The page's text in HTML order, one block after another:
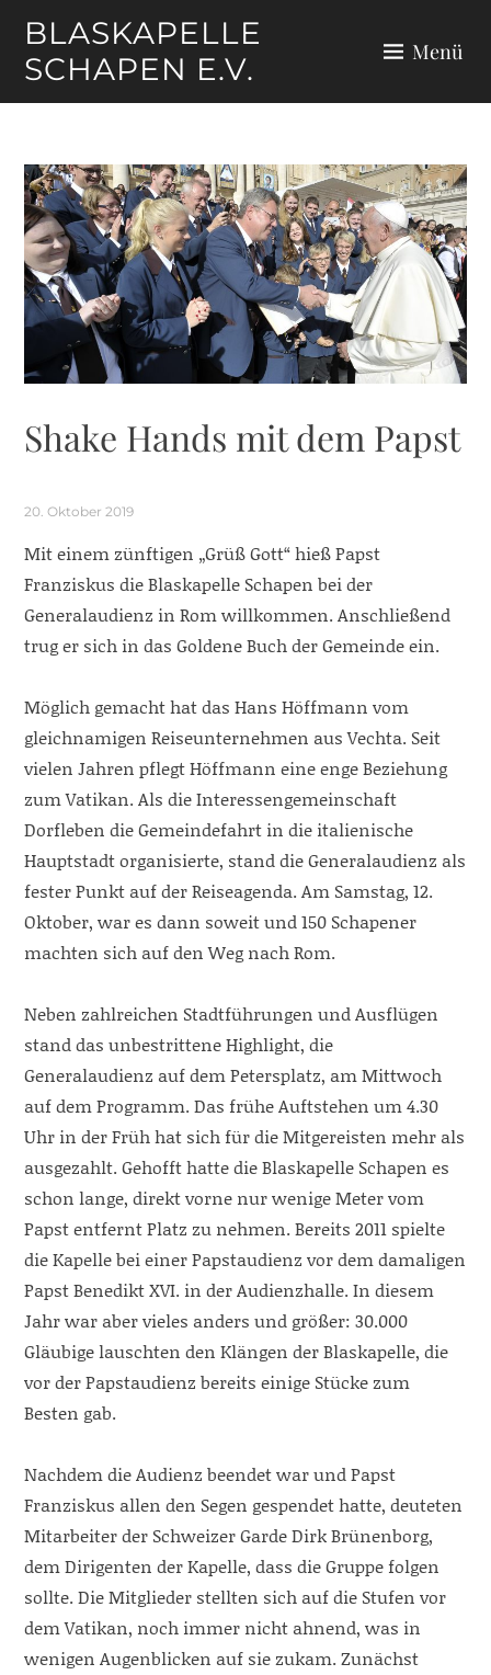
Inhalt
springen
BLASKAPELLE
SCHAPEN E.V.
Menü
Shake Hands mit dem Papst
20. Oktober 2019
Mit einem zünftigen „Grüß Gott“ hieß Papst
Franziskus die Blaskapelle Schapen bei der
Generalaudienz in Rom willkommen. Anschließend
trug er sich in das Goldene Buch der Gemeinde ein.
Möglich gemacht hat das Hans Höffmann vom
gleichnamigen Reiseunternehmen aus Vechta. Seit
vielen Jahren pflegt Höffmann eine enge Beziehung
zum Vatikan. Als die Interessengemeinschaft
Dorfleben die Gemeindefahrt in die italienische
Hauptstadt organisierte, stand die Generalaudienz als
fester Punkt auf der Reiseagenda. Am Samstag, 12.
Oktober, war es dann soweit und 150 Schapener
machten sich auf den Weg nach Rom.
Neben zahlreichen Stadtführungen und Ausflügen
stand das unbestrittene Highlight, die
Generalaudienz auf dem Petersplatz, am Mittwoch
auf dem Programm. Das frühe Auftstehen um 4.30
Uhr in der Früh hat sich für die Mitgereisten mehr als
ausgezahlt. Gehofft hatte die Blaskapelle Schapen es
schon lange, direkt vorne nur wenige Meter vom
Papst entfernt Platz zu nehmen. Bereits 2011 spielte
die Kapelle bei einer Papstaudienz vor dem damaligen
Papst Benedikt XVI. in der Audienzhalle. In diesem
Jahr war aber vieles anders und größer: 30.000
Gläubige lauschten den Klängen der Blaskapelle, die
vor der Papstaudienz bereits einige Stücke zum
Besten gab.
Nachdem die Audienz beendet war und Papst
Franziskus allen den Segen gespendet hatte, deuteten
Mitarbeiter der Schweizer Garde Dirk Brünenborg,
dem Dirigenten der Kapelle, dass die Gruppe folgen
sollte. Die Mitglieder stellten sich auf die Stufen vor
dem Vatikan, noch immer nicht ahnend, was in
wenigen Augenblicken auf sie zukam. Zunächst